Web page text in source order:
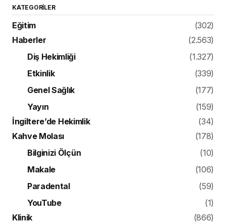
KATEGORILER
Eğitim
(302)
Haberler
(2.563)
Diş Hekimliği
(1.327)
Etkinlik
(339)
Genel Sağlık
(177)
Yayın
(159)
İngiltere’de Hekimlik
(34)
Kahve Molası
(178)
Bilginizi Ölçün
(10)
Makale
(106)
Paradental
(59)
YouTube
(1)
Klinik
(866)